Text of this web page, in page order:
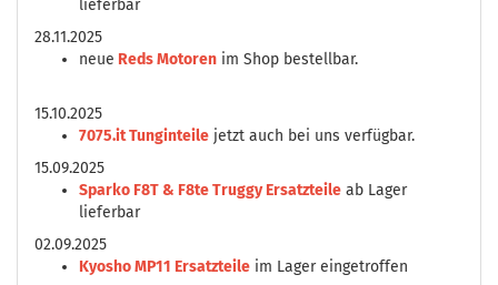
lieferbar
28.11.2025
neue Reds Motoren im Shop bestellbar.
15.10.2025
7075.it Tunginteile jetzt auch bei uns verfügbar.
15.09.2025
Sparko F8T & F8te Truggy Ersatzteile ab Lager
lieferbar
02.09.2025
Kyosho MP11 Ersatzteile im Lager eingetroffen